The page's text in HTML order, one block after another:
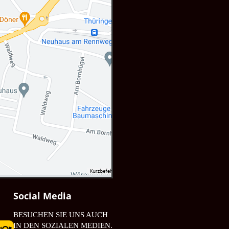
erklären Sie sich mit der
Vertreter sowie Dritter
von Google Maps.
Social Media
BESUCHEN SIE UNS AUCH
IN DEN SOZIALEN MEDIEN.